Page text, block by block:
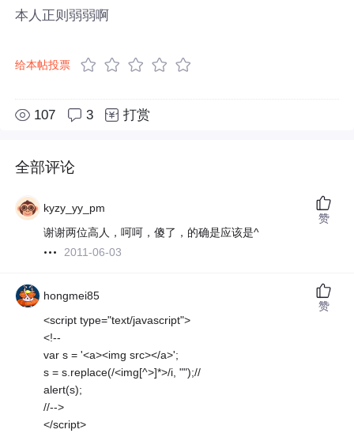
本人正则弱弱啊
给本帖投票
107 3 打赏
全部评论
kyzy_yy_pm
谢谢两位高人，呵呵，傻了，的确是应该是^
2011-06-03
赞
hongmei85
<script type="text/javascript">
<!--
var s = '<a><img src></a>';
s = s.replace(/<img[^>]*>/i, "");//
alert(s);
//-->
</script>
赞